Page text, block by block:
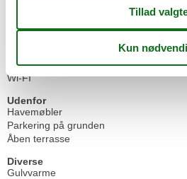
Vaskemaskine
TV
Wi-FI
Udenfor
Havemøbler
Parkering på grunden
Åben terrasse
Diverse
Gulvvarme